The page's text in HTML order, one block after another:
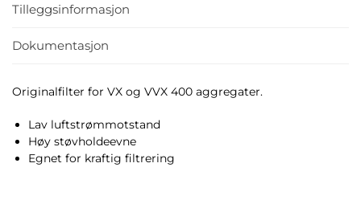
Tilleggsinformasjon
Dokumentasjon
Originalfilter for VX og VVX 400 aggregater.
Lav luftstrømmotstand
Høy støvholdeevne
Egnet for kraftig filtrering